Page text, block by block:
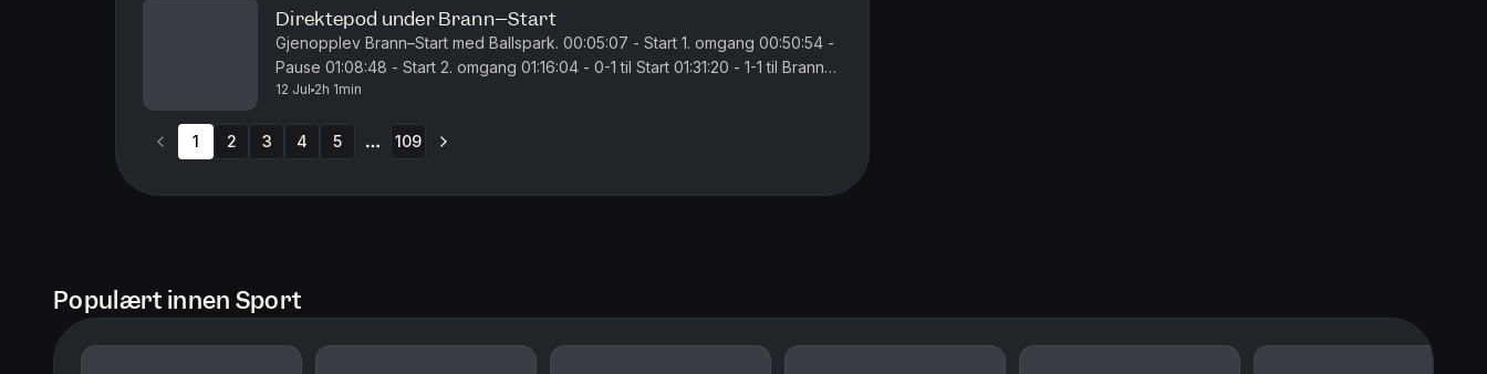
Direktepod under Brann–Start
Gjenopplev Brann–Start med Ballspark. 00:05:07 - Start 1. omgang 00:50:54 -
Pause 01:08:48 - Start 2. omgang 01:16:04 - 0-1 til Start 01:31:20 - 1-1 til Brann
01:53:09 - 2-1 til Brann
12 Jul 2h 1min
1 2 3 4 5 109
Populært innen Sport